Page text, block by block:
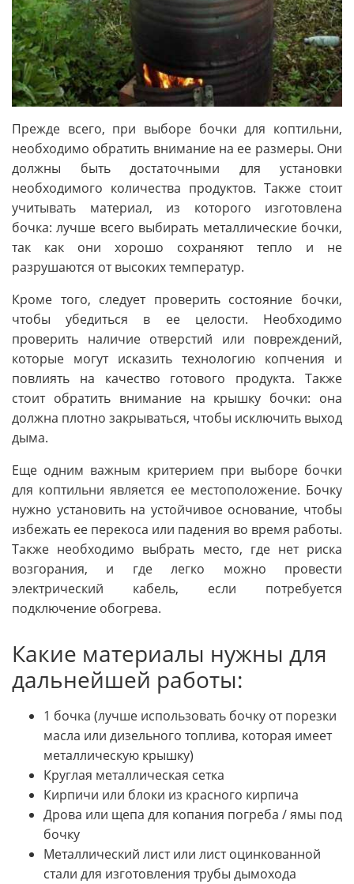
Прежде всего, при выборе бочки для коптильни,
необходимо обратить внимание на ее размеры. Они
должны быть достаточными для установки
необходимого количества продуктов. Также стоит
учитывать материал, из которого изготовлена
бочка: лучше всего выбирать металлические бочки,
так как они хорошо сохраняют тепло и не
разрушаются от высоких температур.
Кроме того, следует проверить состояние бочки,
чтобы убедиться в ее целости. Необходимо
проверить наличие отверстий или повреждений,
которые могут исказить технологию копчения и
повлиять на качество готового продукта. Также
стоит обратить внимание на крышку бочки: она
должна плотно закрываться, чтобы исключить выход
дыма.
Еще одним важным критерием при выборе бочки
для коптильни является ее местоположение. Бочку
нужно установить на устойчивое основание, чтобы
избежать ее перекоса или падения во время работы.
Также необходимо выбрать место, где нет риска
возгорания, и где легко можно провести
электрический кабель, если потребуется
подключение обогрева.
Какие материалы нужны для
дальнейшей работы:
1 бочка (лучше использовать бочку от порезки
масла или дизельного топлива, которая имеет
металлическую крышку)
Круглая металлическая сетка
Кирпичи или блоки из красного кирпича
Дрова или щепа для копания погреба / ямы под
бочку
Металлический лист или лист оцинкованной
стали для изготовления трубы дымохода